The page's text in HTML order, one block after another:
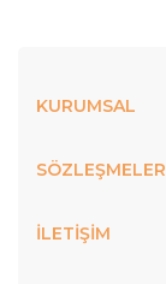
KURUMSAL
SÖZLEŞMELER
İLETİŞİM